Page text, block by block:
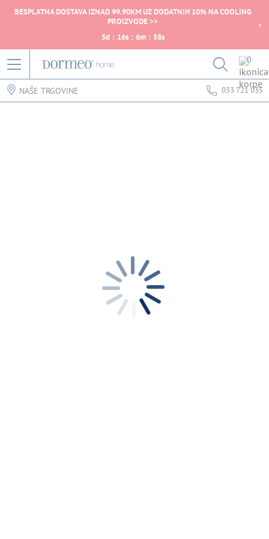
BESPLATNA DOSTAVA IZNAD 99.90KM UZ DODATNIH 10% NA COOLING
PROIZVODE >>
5d : 16s : 6m : 58s
0
NAŠE TRGOVINE 033 721 035